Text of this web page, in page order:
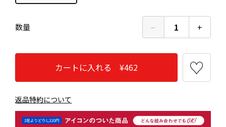
数量 − 1 +
カートに入れる ¥462
返品特約について